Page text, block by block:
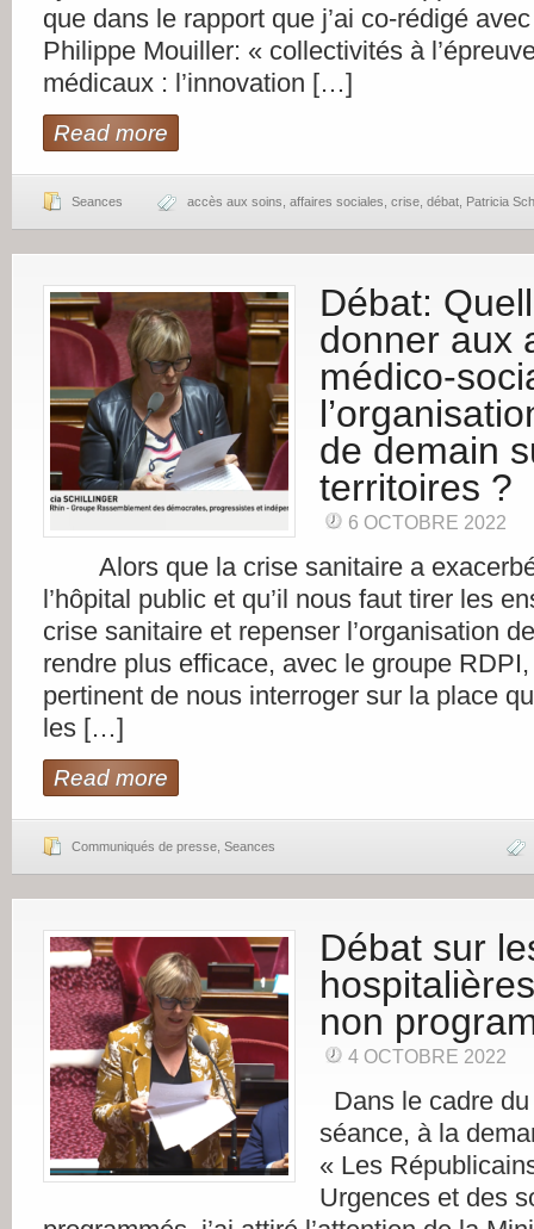
que dans le rapport que j’ai co-rédigé
Philippe Mouiller: « collectivités à
médicaux : l’innovation […]
Read more
Seances accès aux soins affaires sociales crise débat Patricia
Débat:
donner aux
médico-
de demain
territoires ?
6 OCTOBRE 2022
Alors que la crise sanitaire a
l’hôpital public et qu’il nous faut tirer les
crise sanitaire et repenser l’organisation
rendre plus efficace, avec le groupe
pertinent de nous interroger sur la place
les […]
Read more
Communiqués de presse Seances
Débat sur
non
4 OCTOBRE 2022
Dans le cadre
séance, à la
« Les
Urgences et des